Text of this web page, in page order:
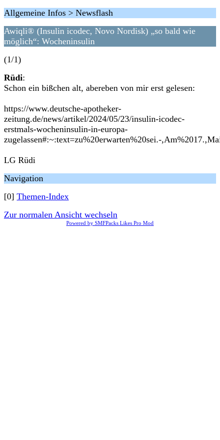
Allgemeine Infos > Newsflash
Awiqli® (Insulin icodec, Novo Nordisk) „so bald wie
möglich“: Wocheninsulin
(1/1)
Rüdi:
Schon ein bißchen alt, abereben von mir erst gelesen:
https://www.deutsche-apotheker-
zeitung.de/news/artikel/2024/05/23/insulin-icodec-
erstmals-wocheninsulin-in-europa-
zugelassen#:~:text=zu%20erwarten%20sei.-
LG Rüdi
Navigation
[0] Themen-Index
Zur normalen Ansicht wechseln
Powered by SMFPacks Likes Pro Mod